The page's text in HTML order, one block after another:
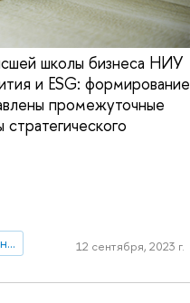
школы бизнеса НИУ
и ESG: формирование
промежуточные
Стратегический проект «Социальная политика устойчивого развития и инклюзивного экономического роста» 12 сентября, 2023 г.